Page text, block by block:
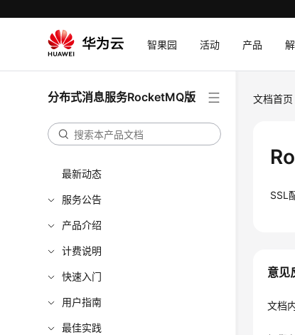
智果园 活动 产品
分布式消息服务RocketMQ版
最新动态
服务公告
产品介绍
计费说明
快速入门
用户指南
最佳实践
文档首页
SSL
意见
文档